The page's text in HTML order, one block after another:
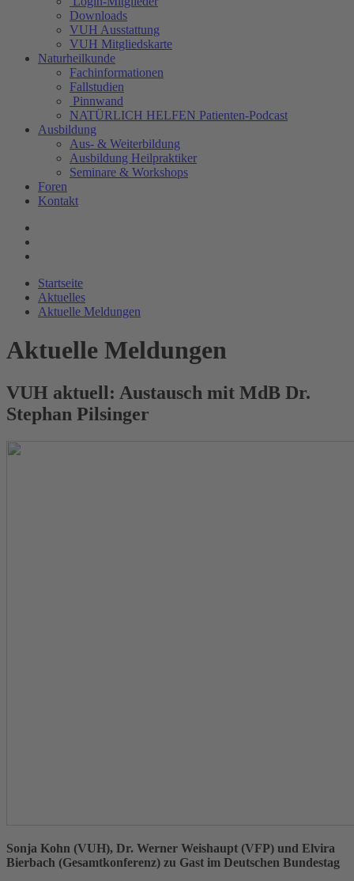
Downloads
VUH Ausstattung
VUH Mitgliedskarte
Naturheilkunde
Fachinformationen
Fallstudien
Pinnwand
NATÜRLICH HELFEN Patienten-Podcast
Ausbildung
Aus- & Weiterbildung
Ausbildung Heilpraktiker
Seminare & Workshops
Foren
Kontakt
Startseite
Aktuelles
Aktuelle Meldungen
Aktuelle Meldungen
VUH aktuell: Austausch mit MdB Dr.
Stephan Pilsinger
Sonja Kohn (VUH), Dr. Werner Weishaupt (VFP) und Elvira
Bierbach (Gesamtkonferenz) zu Gast im Deutschen Bundestag